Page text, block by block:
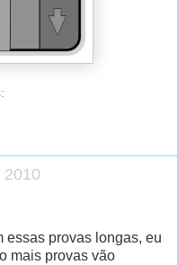
2010
essas provas longas, eu
mais provas vão